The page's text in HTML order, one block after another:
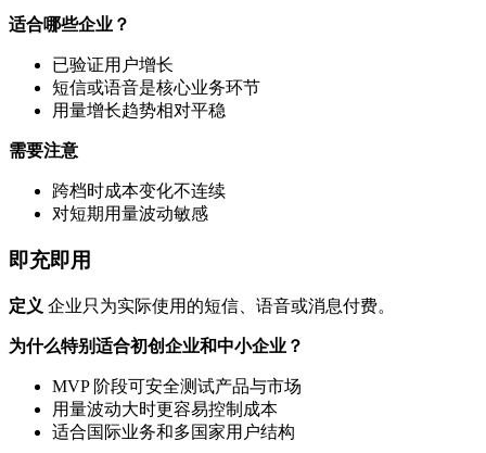
适合哪些企业？
已验证用户增长
短信或语音是核心业务环节
用量增长趋势相对平稳
需要注意
跨档时成本变化不连续
对短期用量波动敏感
即充即用
定义 企业只为实际使用的短信、语音或消息付费。
为什么特别适合初创企业和中小企业？
MVP 阶段可安全测试产品与市场
用量波动大时更容易控制成本
适合国际业务和多国家用户结构